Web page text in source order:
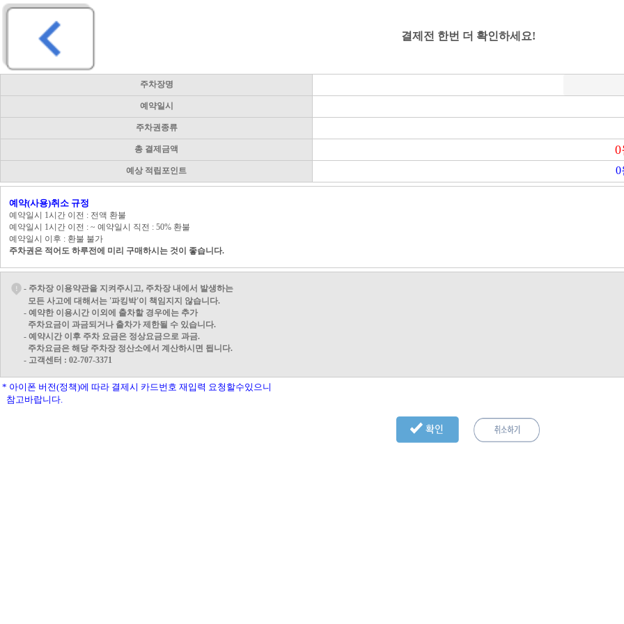
결제전 한번 더 확인하세요!
주차장명
예약일시
주차권종류
총 결제금액 0
예상 적립포인트 0
예약(사용)취소 규정
예약일시 1시간 이전 : 전액 환불
예약일시 1시간 이전 : ~ 예약일시 직전 : 50% 환불
예약일시 이후 : 환불 불가
주차권은 적어도 하루전에 미리 구매하시는 것이 좋습니다.
- 주차장 이용약관을 지켜주시고, 주차장 내에서 발생하는
모든 사고에 대해서는 '파킹박'이 책임지지 않습니다.
- 예약한 이용시간 이외에 출차할 경우에는 추가
주차요금이 과금되거나 출차가 제한될 수 있습니다.
- 예약시간 이후 주차 요금은 정상요금으로 과금.
주차요금은 해당 주차장 정산소에서 계산하시면 됩니다.
- 고객센터 : 02-707-3371
* 아이폰 버전(정책)에 따라 결제시 카드번호 재입력 요청할수있으니
참고바랍니다.